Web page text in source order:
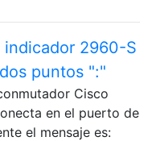
indicador 2960-S
puntos ":"
Cisco
en el puerto de
el mensaje es: